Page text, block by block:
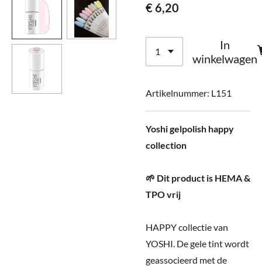
€ 6,20
In
winkelwagen
Artikelnummer: L151
Yoshi gelpolish happy
collection
🌱 Dit product is HEMA &
TPO vrij
HAPPY collectie van
YOSHI. De gele tint wordt
geassocieerd met de